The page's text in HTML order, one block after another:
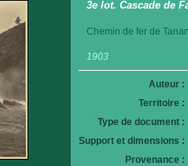
3e lot. Cascade de
Chemin de fer de
1903
Auteur :
Territoire :
Type de document :
Support et dimensions :
Provenance :